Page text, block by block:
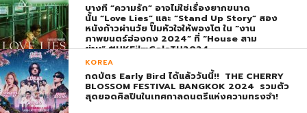
บางที “ความรัก” อาจไม่ใช่เรื่องยากขนาด
นั้น “Love Lies” และ “Stand Up Story” สอง
หนังก้าวผ่านวัย ปั๊มหัวใจให้พองโต ใน “งาน
ภาพยนตร์ฮ่องกง 2024” ที่ “House สาม
ย่าน” #HKFilmGalaTH2024
KOREA
กดบัตร Early Bird ได้แล้ววันนี้!! THE CHERRY
BLOSSOM FESTIVAL BANGKOK 2024 รวมตัว
สุดยอดศิลปินในเทศกาลดนตรีแห่งความทรงจำ!